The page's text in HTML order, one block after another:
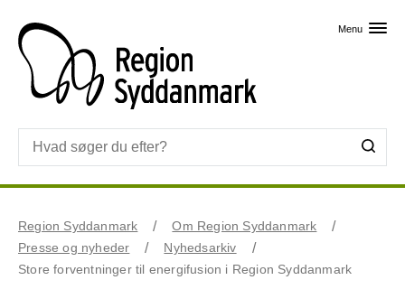
Menu
Region Syddanmark
Om Region Syddanmark
Presse og nyheder
Nyhedsarkiv
Store forventninger til energifusion i Region Syddanmark